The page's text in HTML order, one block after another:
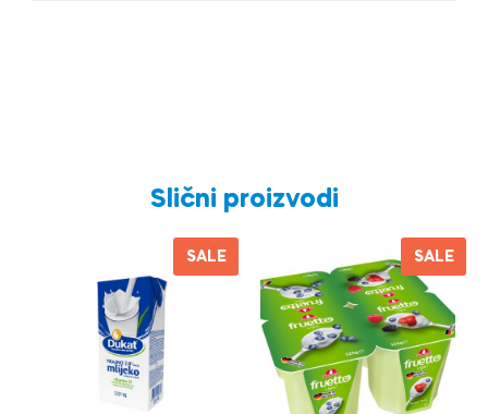
Slični proizvodi
SALE SALE